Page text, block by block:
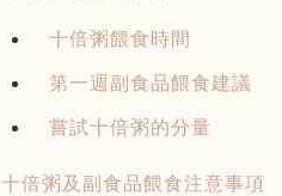
十倍粥餵食時間
第一週副食品餵食建議
嘗試十倍粥的分量
十倍粥及副食品餵食注意事項